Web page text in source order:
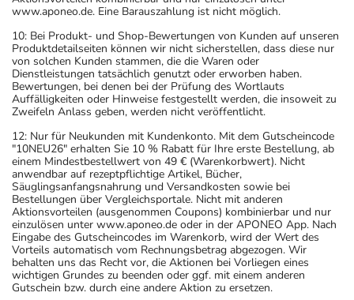
www.aponeo.de. Eine Barauszahlung ist nicht möglich.
10: Bei Produkt- und Shop-Bewertungen von Kunden auf unseren
Produktdetailseiten können wir nicht sicherstellen, dass diese nur
von solchen Kunden stammen, die die Waren oder
Dienstleistungen tatsächlich genutzt oder erworben haben.
Bewertungen, bei denen bei der Prüfung des Wortlauts
Auffälligkeiten oder Hinweise festgestellt werden, die insoweit zu
Zweifeln Anlass geben, werden nicht veröffentlicht.
12: Nur für Neukunden mit Kundenkonto. Mit dem Gutscheincode
"10NEU26" erhalten Sie 10 % Rabatt für Ihre erste Bestellung, ab
einem Mindestbestellwert von 49 € (Warenkorbwert). Nicht
anwendbar auf rezeptpflichtige Artikel, Bücher,
Säuglingsanfangsnahrung und Versandkosten sowie bei
Bestellungen über Vergleichsportale. Nicht mit anderen
Aktionsvorteilen (ausgenommen Coupons) kombinierbar und nur
einzulösen unter www.aponeo.de oder in der APONEO App. Nach
Eingabe des Gutscheincodes im Warenkorb, wird der Wert des
Vorteils automatisch vom Rechnungsbetrag abgezogen. Wir
behalten uns das Recht vor, die Aktionen bei Vorliegen eines
wichtigen Grundes zu beenden oder ggf. mit einem anderen
Gutschein bzw. durch eine andere Aktion zu ersetzen.